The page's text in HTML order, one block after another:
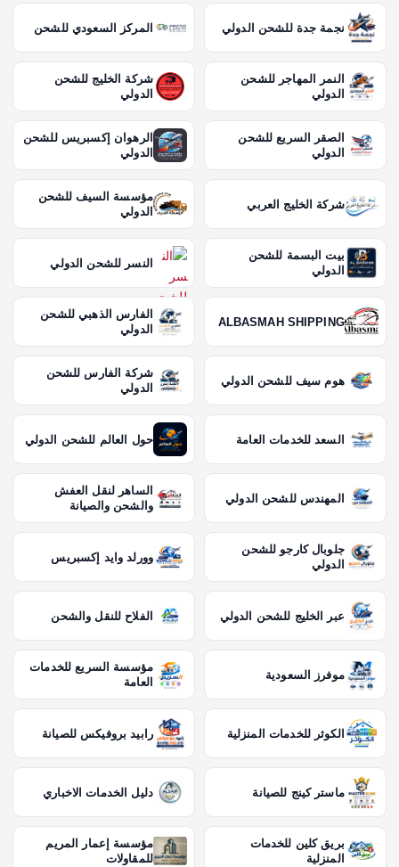
نجمة جدة للشحن الدولي المركز السعودي للشحن
النمر المهاجر للشحن
الدولي
شركة الخليج للشحن
الدولي
الصقر السريع للشحن
الدولي
الرهوان إكسبريس للشحن
الدولي
شركة الخليج العربي
مؤسسة السيف للشحن
الدولي
بيت البسمة للشحن
الدولي
النسر للشحن الدولي
ALBASMAH SHIPPING
الفارس الذهبي للشحن
الدولي
هوم سيف للشحن الدولي
شركة الفارس للشحن
الدولي
السعد للخدمات العامة حول العالم للشحن الدولي
المهندس للشحن الدولي
الساهر لنقل العفش
والشحن والصيانة
جلوبال كارجو للشحن
الدولي
وورلد وايد إكسبريس
عبر الخليج للشحن الدولي الفلاح للنقل والشحن
موفرز السعودية
مؤسسة السريع للخدمات
العامة
الكوثر للخدمات المنزلية رابيد بروفيكس للصيانة
ماستر كينج للصيانة دليل الخدمات الاخباري
بريق كلين للخدمات
المنزلية
مؤسسة إعمار المريم
للمقاولات